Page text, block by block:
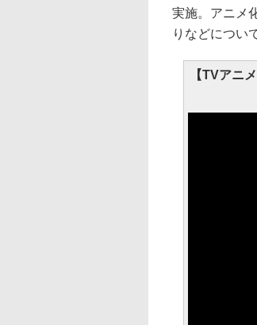
実施。アニメ
りなどについ
【TVアニ